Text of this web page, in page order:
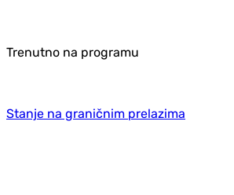
Trenutno na programu
Stanje na graničnim prelazima